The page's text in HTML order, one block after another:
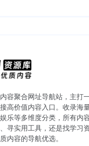
容聚合网址导航站，主打
高价值内容入口。​收录海
乐等多维度分类，所有内
寻实用工具，还是找学习
内容的导航优选。